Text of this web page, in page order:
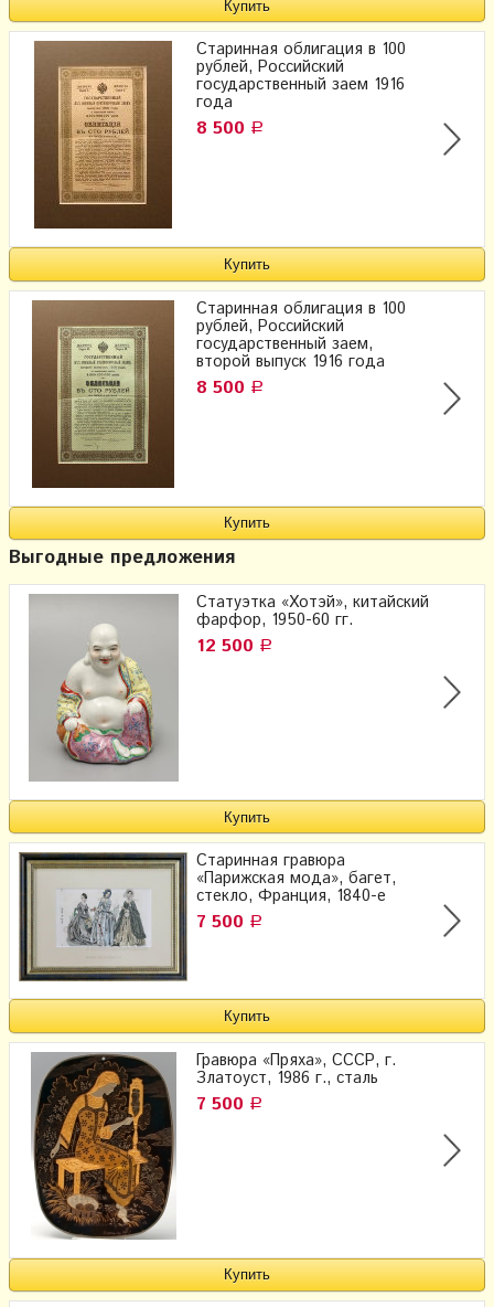
Старинная облигация в 100
рублей, Российский
государственный заем 1916
года
8 500 Р
Старинная облигация в 100
рублей, Российский
государственный заем,
второй выпуск 1916 года
8 500 Р
Выгодные предложения
Статуэтка «Хотэй», китайский
фарфор, 1950-60 гг.
12 500 Р
Старинная гравюра
«Парижская мода», багет,
стекло, Франция, 1840-е
7 500 Р
Гравюра «Пряха», СССР, г.
Златоуст, 1986 г., сталь
7 500 Р